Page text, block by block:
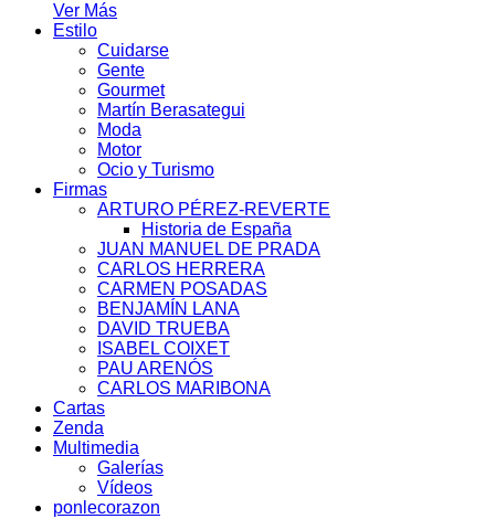
Ver Más
Estilo
Cuidarse
Gente
Gourmet
Martín Berasategui
Moda
Motor
Ocio y Turismo
Firmas
ARTURO PÉREZ-REVERTE
Historia de España
JUAN MANUEL DE PRADA
CARLOS HERRERA
CARMEN POSADAS
BENJAMÍN LANA
DAVID TRUEBA
ISABEL COIXET
PAU ARENÓS
CARLOS MARIBONA
Cartas
Zenda
Multimedia
Galerías
Vídeos
ponlecorazon